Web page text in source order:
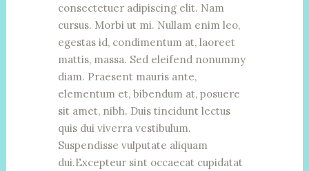
consectetuer adipiscing elit. Nam
cursus. Morbi ut mi. Nullam enim leo,
egestas id, condimentum at, laoreet
mattis, massa. Sed eleifend nonummy
diam. Praesent mauris ante,
elementum et, bibendum at, posuere
sit amet, nibh. Duis tincidunt lectus
quis dui viverra vestibulum.
Suspendisse vulputate aliquam
dui.Excepteur sint occaecat cupidatat